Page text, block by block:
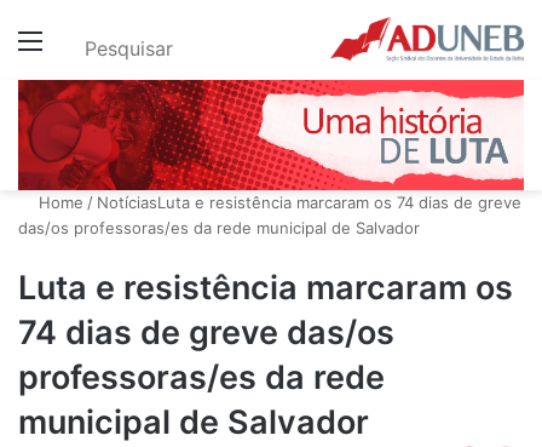
Menu Pesquisar
Home / NotíciasLuta e resistência marcaram os 74 dias de greve
das/os professoras/es da rede municipal de Salvador
Luta e resistência marcaram os
74 dias de greve das/os
professoras/es da rede
municipal de Salvador